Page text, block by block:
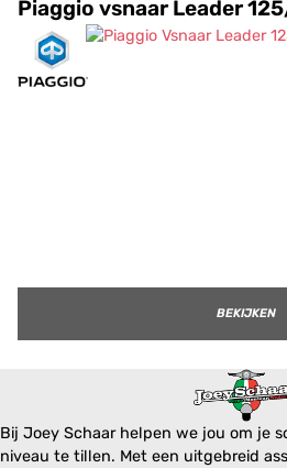
Piaggio vsnaar Leader
BEKIJKEN
Bij Joey Schaar helpen we jou om je
niveau te tillen. Met een uitgebreid